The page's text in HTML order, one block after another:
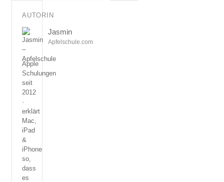
AUTORIN
Jasmin
Apfelschule.com
Apple
Schulungen
seit
2012
·
erklärt
Mac,
iPad
&
iPhone
so,
dass
es